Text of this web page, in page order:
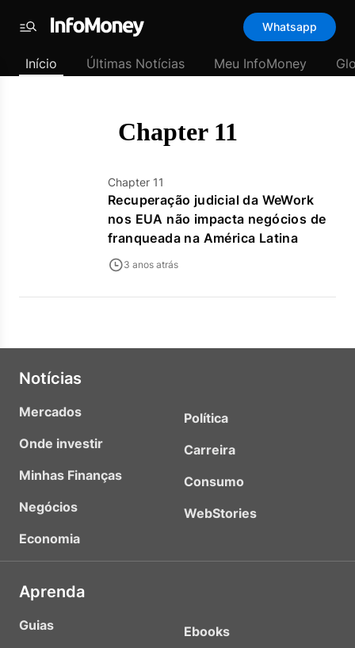
padrão
Últimas
Menu
Whatsapp
Início Últimas Notícias Meu InfoMoney
Chapter 11
Chapter 11
Recuperação judicial da WeWork
nos EUA não impacta negócios de
franqueada na América Latina
3 anos atrás
Notícias
Mercados
Onde investir
Minhas Finanças
Negócios
Economia
Política
Carreira
Consumo
WebStories
Aprenda
Guias
Ebooks